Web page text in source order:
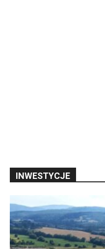
INWESTYCJE